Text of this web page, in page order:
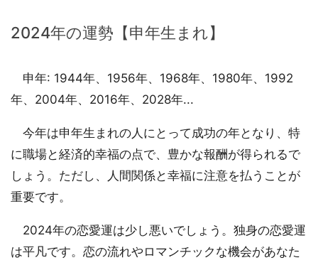
2024年の運勢【申年生まれ】
申年: 1944年、1956年、1968年、1980年、1992
年、2004年、2016年、2028年...
今年は申年生まれの人にとって成功の年となり、特
に職場と経済的幸福の点で、豊かな報酬が得られるで
しょう。ただし、人間関係と幸福に注意を払うことが
重要です。
2024年の恋愛運は少し悪いでしょう。独身の恋愛運
は平凡です。恋の流れやロマンチックな機会があなた